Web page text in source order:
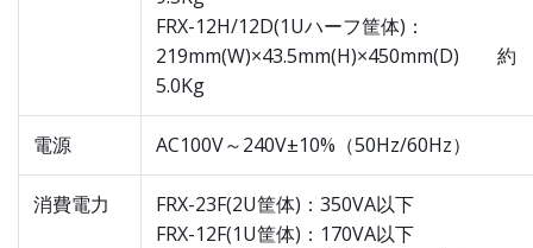
FRX-12H/12D(1Uハーフ筐体)：
219mm(W)×43.5mm(H)×450mm(D) 約
5.0Kg
電源 AC100V～240V±10%（50Hz/60Hz）
消費電力
FRX-23F(2U筐体)：350VA以下
FRX-12F(1U筐体)：170VA以下